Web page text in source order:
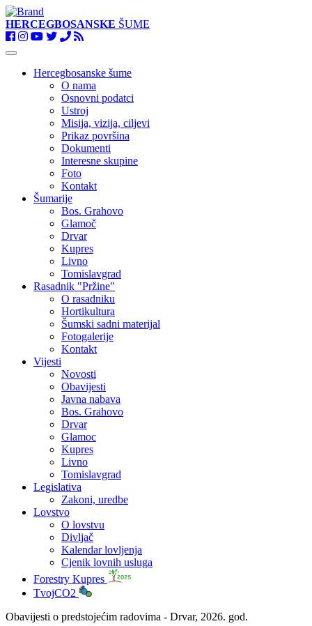
HERCEGBOSANSKE ŠUME
Toggle
navigationHercegbosanske šume
O nama
Osnovni podatci
Ustroj
Misija, vizija, ciljevi
Prikaz površina
Dokumenti
Interesne skupine
Foto
Kontakt
Šumarije
Bos. Grahovo
Glamoč
Drvar
Kupres
Livno
Tomislavgrad
Rasadnik "Pržine"
O rasadniku
Hortikultura
Šumski sadni materijal
Fotogalerije
Kontakt
Vijesti
Novosti
Obavijesti
Javna nabava
Bos. Grahovo
Drvar
Glamoc
Kupres
Livno
Tomislavgrad
Legislativa
Zakoni, uredbe
Lovstvo
O lovstvu
Divljač
Kalendar lovljenja
Cjenik lovnih usluga
Forestry Kupres
TvojCO2
Obavijesti o predstojećim radovima - Drvar, 2026. god.